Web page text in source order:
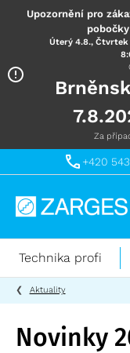
Upozornění pro
Úterý 4.8., Čtvrtek
Za
+420
Technika
práci
výškách
Technika profi
Aktuality
Novinky